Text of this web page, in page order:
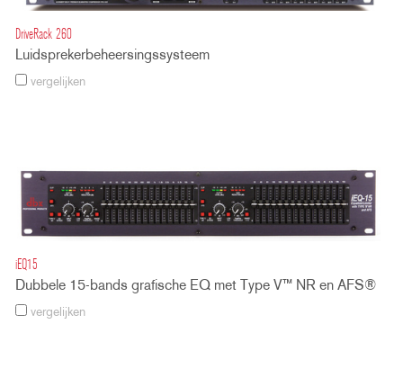
DriveRack 260
Luidsprekerbeheersingssysteem
vergelijken
iEQ15
Dubbele 15-bands grafische EQ met Type V™ NR en AFS®
vergelijken